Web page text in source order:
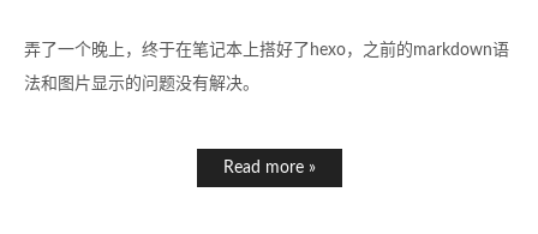
弄了一个晚上，终于在笔记本上搭好了hexo，之前的markdown语
法和图片显示的问题没有解决。
Read more »